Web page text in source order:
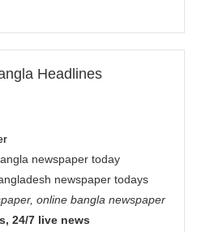
Headlines
newspaper today
newspaper todays
online bangla newspaper
24/7 live news